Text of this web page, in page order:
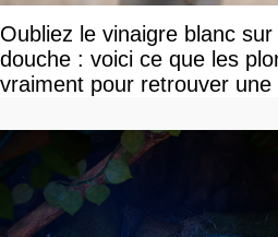
Oubliez le vinaigre blanc
douche : voici ce que les
vraiment pour retrouver